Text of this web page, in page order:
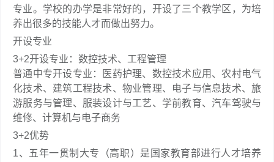
专业。学校的办学是非常好的，开设了三个教学区，为培
养出很多的技能人才而做出努力。
开设专业
3+2开设专业：数控技术、工程管理
普通中专开设专业：医药护理、数控技术应用、农村电气
化技术、建筑工程技术、物业管理、电子与信息技术、旅
游服务与管理、服装设计与工艺、学前教育、汽车驾驶与
维修、计算机与电子商务
3+2优势
1、五年一贯制大专（高职）是国家教育部进行人才培养